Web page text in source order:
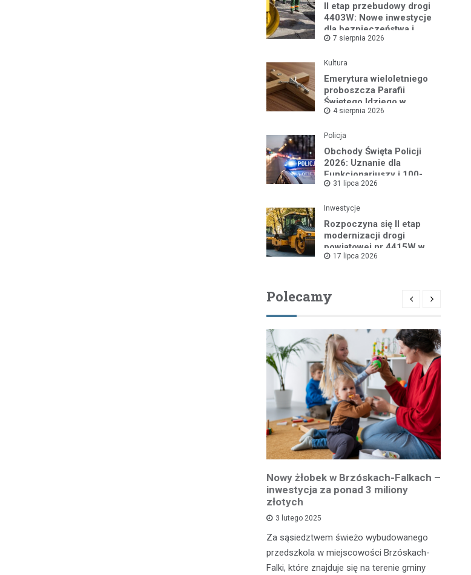
II etap przebudowy drogi
4403W: Nowe inwestycje
dla bezpieczeństwa i
komfortu
7 sierpnia 2026
Kultura
Emerytura wieloletniego
proboszcza Parafii
Świętego Idziego w
Wyszkowie
4 sierpnia 2026
Policja
Obchody Święta Policji
2026: Uznanie dla
Funkcjonariuszy i 100-
lecie Dzielnicowych
31 lipca 2026
Inwestycje
Rozpoczyna się II etap
modernizacji drogi
powiatowej nr 4415W w
Leszczydole
17 lipca 2026
Polecamy
Nowy żłobek w Brzóskach-Falkach –
inwestycja za ponad 3 miliony
złotych
3 lutego 2025
Za sąsiedztwem świeżo wybudowanego
przedszkola w miejscowości Brzóskach-
Falki, które znajduje się na terenie gminy